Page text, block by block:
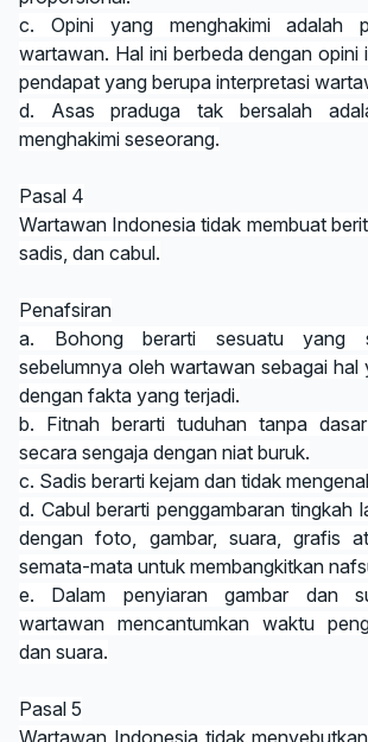
c. Opini yang menghakimi adalah
wartawan. Hal ini berbeda dengan opini
pendapat yang berupa interpretasi
d. Asas praduga tak bersalah
menghakimi seseorang.
Pasal 4
Wartawan Indonesia tidak membuat
sadis, dan cabul.
Penafsiran
a. Bohong berarti sesuatu yang
sebelumnya oleh wartawan sebagai hal
dengan fakta yang terjadi.
b. Fitnah berarti tuduhan tanpa
secara sengaja dengan niat buruk.
c. Sadis berarti kejam dan tidak
d. Cabul berarti penggambaran tingkah
dengan foto, gambar, suara, grafis
semata-mata untuk membangkitkan
e. Dalam penyiaran gambar dan
wartawan mencantumkan waktu
dan suara.
Pasal 5